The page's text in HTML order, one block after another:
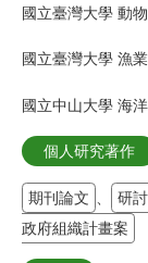
國立臺灣大學 動
國立臺灣大學 漁
國立中山大學 海
個人研究著作
期刊論文 研
政府組織計畫案